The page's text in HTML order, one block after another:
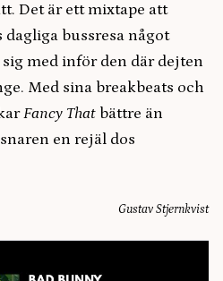
Det är ett mixtape att
bussresa något
med inför den där dejten
Med sina breakbeats och
Fancy That bättre än
en rejäl dos
Gustav Stjernkvist